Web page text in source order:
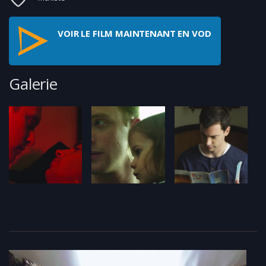
VOIR LE FILM MAINTENANT EN VOD
Galerie